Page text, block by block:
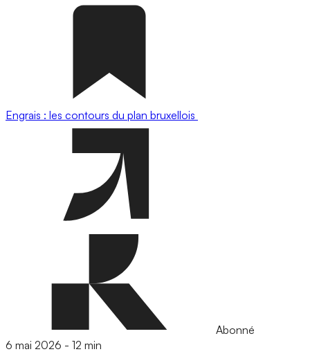
Engrais : les contours du plan bruxellois
Abonné
6 mai 2026 - 12 min